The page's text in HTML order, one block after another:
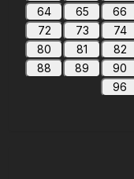
64
65 66
72
73 74
80
81 82
88
89 90
96